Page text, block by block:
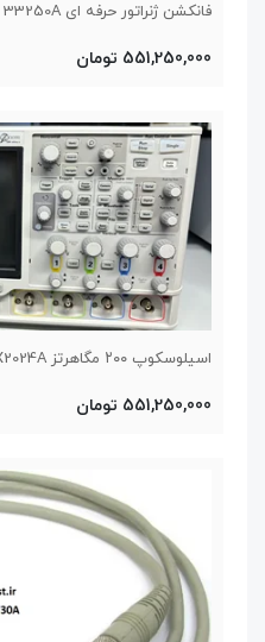
فانکشن ژنراتور حرفه ای Keysight 33250A
551,250,000 تومان
اسیلوسکوپ ۲۰۰ مگاهرتز Keysight MSOX2024A
551,250,000 تومان